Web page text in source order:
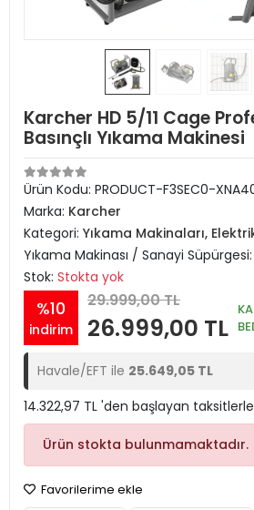
Karcher HD 5/11 Cage
Basınçlı Yıkama Makinesi
Ürün Kodu: PRODUCT-F3SEC0-
Marka: Karcher
Kategori: Yıkama Makinaları,
Yıkama Makinası / Sanayi Süpürgesi:
Stok: Stokta yok
%10
indirim
29.999,00 TL
26.999,00 TL
Havale/EFT ile 25.649,05 TL
14.322,97 TL 'den başlayan taksitlerle
Ürün stokta bulunmamaktadır.
Favorilerime ekle